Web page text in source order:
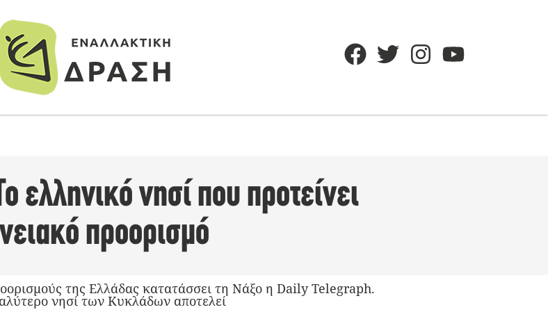
νησί που προτείνει
προορισμό
της Ελλάδας κατατάσσει τη Νάξο η Daily Telegraph.
νησί των Κυκλάδων αποτελεί